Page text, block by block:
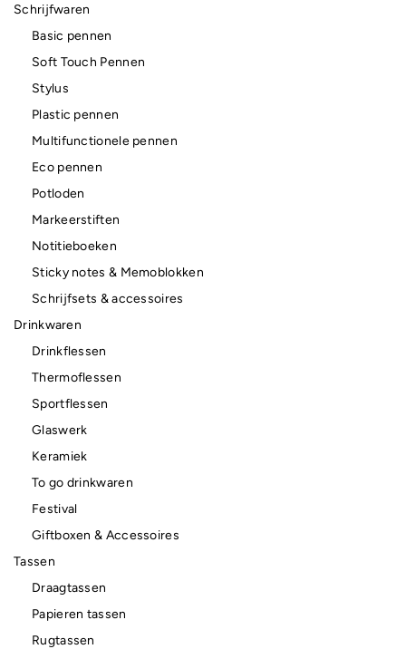
Schrijfwaren
Basic pennen
Soft Touch Pennen
Stylus
Plastic pennen
Multifunctionele pennen
Eco pennen
Potloden
Markeerstiften
Notitieboeken
Sticky notes & Memoblokken
Schrijfsets & accessoires
Drinkwaren
Drinkflessen
Thermoflessen
Sportflessen
Glaswerk
Keramiek
To go drinkwaren
Festival
Giftboxen & Accessoires
Tassen
Draagtassen
Papieren tassen
Rugtassen